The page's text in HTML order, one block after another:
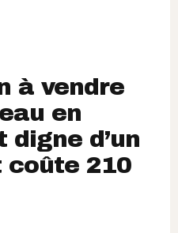
à vendre
en
digne d’un
coûte 210